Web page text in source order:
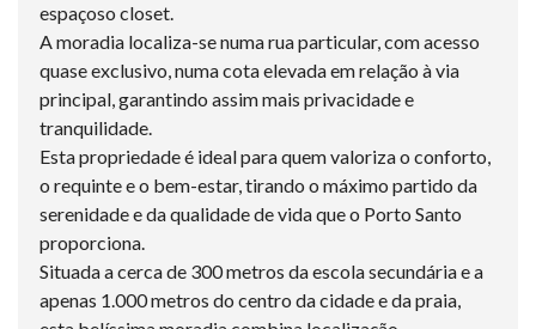
espaçoso closet.
A moradia localiza-se numa rua particular, com acesso
quase exclusivo, numa cota elevada em relação à via
principal, garantindo assim mais privacidade e
tranquilidade.
Esta propriedade é ideal para quem valoriza o conforto,
o requinte e o bem-estar, tirando o máximo partido da
serenidade e da qualidade de vida que o Porto Santo
proporciona.
Situada a cerca de 300 metros da escola secundária e a
apenas 1.000 metros do centro da cidade e da praia,